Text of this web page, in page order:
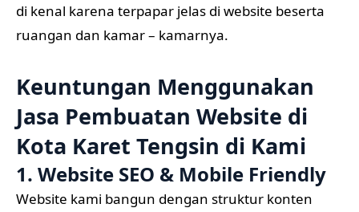
di kenal karena terpapar jelas di website beserta
ruangan dan kamar – kamarnya.
Keuntungan Menggunakan
Jasa Pembuatan Website di
Kota Karet Tengsin di Kami
1. Website SEO & Mobile Friendly
Website kami bangun dengan struktur konten